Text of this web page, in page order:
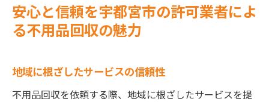
安心と信頼を宇都宮市の許可業者によ
る不用品回収の魅力
地域に根ざしたサービスの信頼性
不用品回収を依頼する際、地域に根ざしたサービスを提